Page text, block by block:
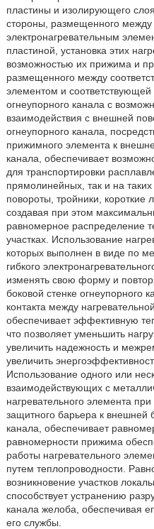
пластины и изолирующего
стороны, размещенного между
электронагревательным
пластиной, установка этих
возможностью их прижима и
размещенного между
элементом и
огнеупорного канала с
взаимодействия с внешней
огнеупорного канала,
прижимного элемента к
канала, обеспечивает
для транспортировки
прямолинейных, так и на таких
повороты, тройники, короткие
создавая при этом
равномерное распределение
участках. Использование
которых выполнен в виде по
гибкого
изменять свою форму и
боковой стенке огнеупорного
контакта между
обеспечивает эффективную
что позволяет уменьшить
увеличить надежность и
увеличить
Использование одного или
взаимодействующих с
нагревательного элемента
защитного барьера к внешней
канала, обеспечивает
равномерности прижима
работы нагревательного
путем теплопроводности.
возникновение участков
способствует устранению
канала желоба, обеспечивая
его службы.